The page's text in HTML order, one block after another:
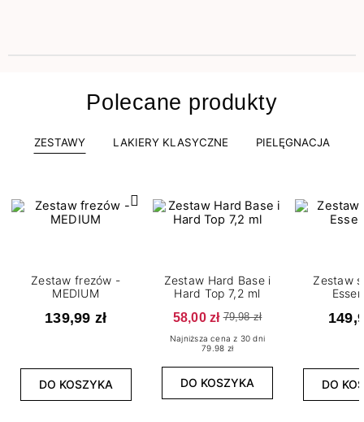
Polecane produkty
ZESTAWY LAKIERY KLASYCZNE PIELĘGNACJA
Zestaw frezów -
MEDIUM
139,99 zł
DO KOSZYKA
Zestaw Hard Base i
Hard Top 7,2 ml
58,00 zł 79,98 zł
Najniższa cena z 30 dni
79.98 zł
DO KOSZYKA
Zestaw
DO